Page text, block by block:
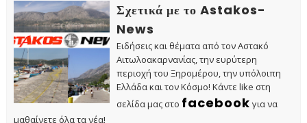
Σχετικά με το Astakos-
News
Ειδήσεις και θέματα από τον Αστακό
Αιτωλοακαρνανίας, την ευρύτερη
περιοχή του Ξηρομέρου, την υπόλοιπη
Ελλάδα και τον Κόσμο! Κάντε like στη
σελίδα μας στο facebook για να
μαθαίνετε όλα τα νέα!